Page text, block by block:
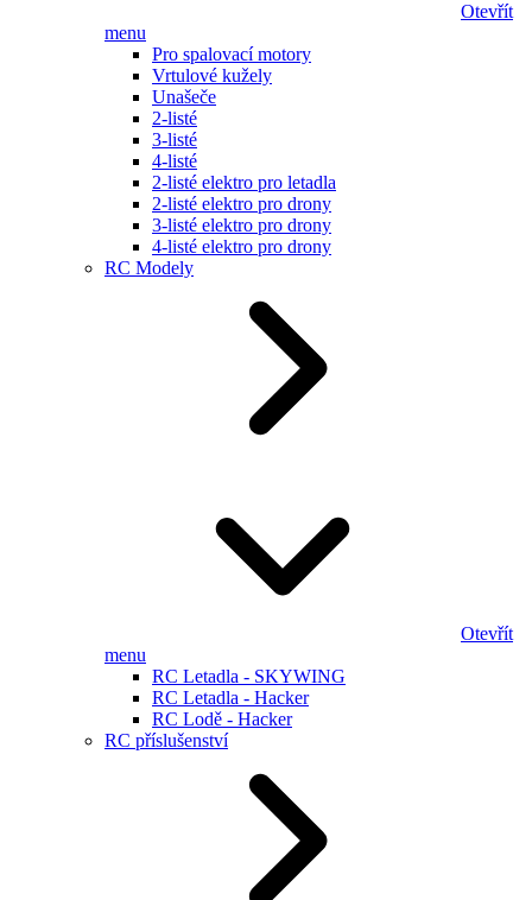
Otevřít
menu
Pro spalovací motory
Vrtulové kužely
Unašeče
2-listé
3-listé
4-listé
2-listé elektro pro letadla
2-listé elektro pro drony
3-listé elektro pro drony
4-listé elektro pro drony
RC Modely
Otevřít
menu
RC Letadla - SKYWING
RC Letadla - Hacker
RC Lodě - Hacker
RC příslušenství